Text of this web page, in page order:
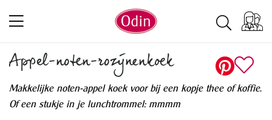
Appel-noten-rozijnenkoek
Makkelijke noten-appel koek voor bij een kopje thee of koffie.
Of een stukje in je lunchtrommel: mmmm